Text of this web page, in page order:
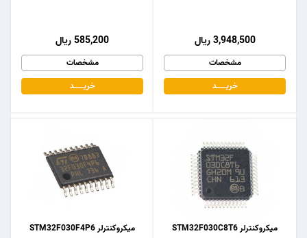
585,200 ریال
مشخصات
خریـــــــد
3,948,500 ریال
مشخصات
خریـــــــد
میکروکنترلر STM32F030F4P6 میکروکنترلر STM32F030C8T6